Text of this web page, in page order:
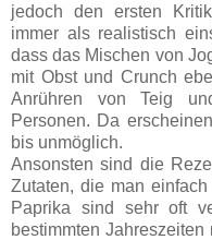
jedoch den ersten
immer als realistisch
dass das Mischen von
mit Obst und Crunch
Anrühren von Teig
Personen. Da
bis unmöglich.
Ansonsten sind die
Zutaten, die man
Paprika sind sehr oft
bestimmten